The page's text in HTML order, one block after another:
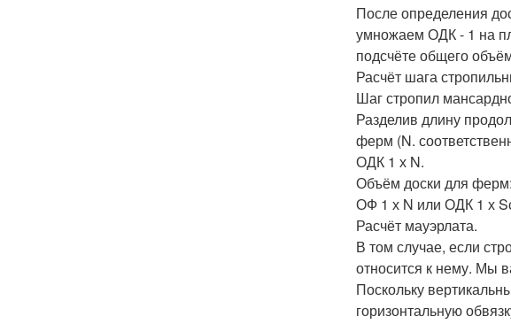
После определения
умножаем ОДК - 1 на
подсчёте общего
Расчёт шага
Шаг стропил
Разделив длину
ферм (N.
ОДК 1 х N.
Объём доски для ферм:
ОФ 1 х N или ОДК 1 х
Расчёт мауэрлата.
В том случае, если
относится к нему. Мы
Поскольку
горизонтальную